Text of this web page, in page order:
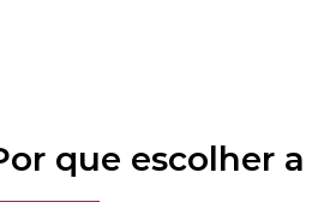
que escolher